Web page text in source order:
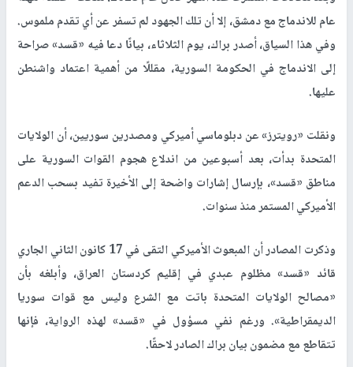
عام للاندماج مع دمشق، إلا أن تلك الجهود لم تسفر عن أي تقدم ملموس.
وفي هذا السياق، أصدر براك، يوم الثلاثاء، بيانًا دعا فيه «قسد» صراحة
إلى الاندماج في الحكومة السورية، مقللًا من أهمية اعتماد واشنطن
عليها.
ونقلت «رويترز» عن دبلوماسي أميركي ومصدرين سوريين، أن الولايات
المتحدة بدأت، بعد أسبوعين من اندلاع هجوم القوات السورية على
مناطق «قسد»، بإرسال إشارات واضحة إلى الأخيرة تفيد بسحب الدعم
الأميركي المستمر منذ سنوات.
وذكرت المصادر أن المبعوث الأميركي التقى في 17 كانون الثاني الجاري
قائد «قسد» مظلوم عبدي في إقليم كردستان العراق، وأبلغه بأن
«مصالح الولايات المتحدة باتت مع الشرع وليس مع قوات سوريا
الديمقراطية». ورغم نفي مسؤول في «قسد» لهذه الرواية، فإنها
تتقاطع مع مضمون بيان براك الصادر لاحقًا.